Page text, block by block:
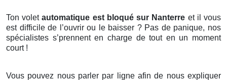
Ton voletautomatique est bloqué sur Nanterre et il vous
est difficile de l’ouvrir ou le baisser ? Pas de panique, nos
spécialistes s’prennent en charge de tout en un moment
court !
Vous pouvez nous parler par ligne afin de nous expliquer